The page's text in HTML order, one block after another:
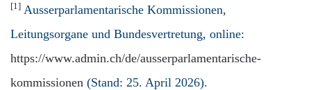
[1] Ausserparlamentarische Kommissionen,
Leitungsorgane und Bundesvertretung, online:
https://www.admin.ch/de/ausserparlamentarische-
kommissionen (Stand: 25. April 2026).